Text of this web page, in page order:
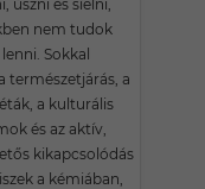
úszni és síelni,
nem tudok
Sokkal
természetjárás, a
a kulturális
és az aktív,
kikapcsolódás
a kémiában,